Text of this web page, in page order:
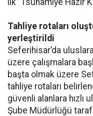
ilk “Tsunamiye Hazır
Tahliye rotaları
yerleştirildi
Seferihisar’da
üzere çalışmalara
başta olmak üzere
tahliye rotaları
güvenli alanlara hızlı
Şube Müdürlüğü